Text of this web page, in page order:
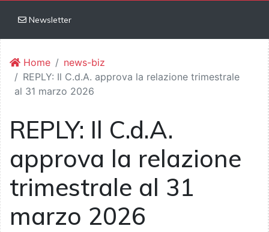
Newsletter
Home
news-biz
REPLY: Il C.d.A. approva la relazione trimestrale
al 31 marzo 2026
REPLY: Il C.d.A.
approva la relazione
trimestrale al 31
marzo 2026